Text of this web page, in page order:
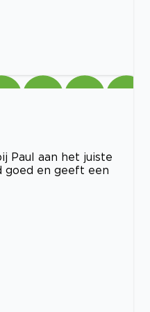
Paul aan het juiste
goed en geeft een